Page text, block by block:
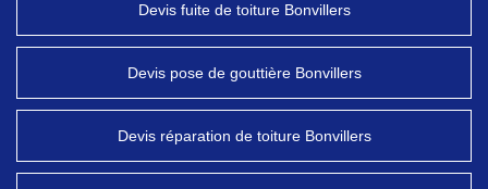
Devis fuite de toiture Bonvillers
Devis pose de gouttière Bonvillers
Devis réparation de toiture Bonvillers